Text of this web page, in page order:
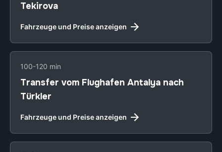
Tekirova
Fahrzeuge und Preise anzeigen
100-120 min
Transfer vom Flughafen Antalya nach
Türkler
Fahrzeuge und Preise anzeigen